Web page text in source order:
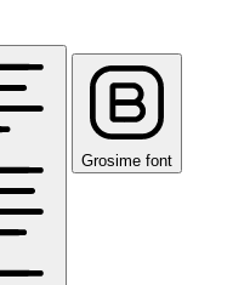
Grosime font